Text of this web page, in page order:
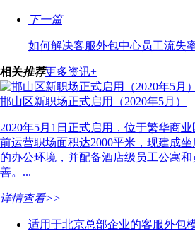
下一篇
如何解决客服外包中心员工流失
相关推荐更多资讯+
邯山区新职场正式启用（2020年5月）
2020年5月1日正式启用，位于繁华商
前运营职场面积达2000平米，现建成
的办公环境，并配备酒店级员工公寓
善。...
详情查看>>
适用于北京总部企业的客服外包